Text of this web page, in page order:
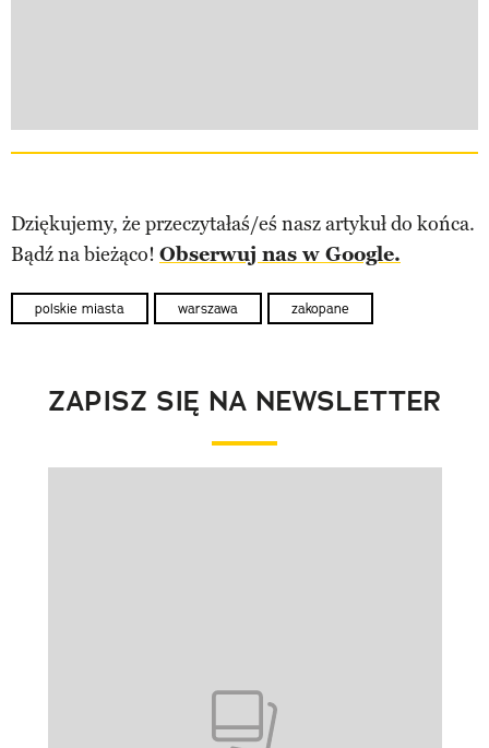
Dziękujemy, że przeczytałaś/eś nasz artykuł do końca.
Bądź na bieżąco! Obserwuj nas w Google.
polskie miasta warszawa zakopane
ZAPISZ SIĘ NA NEWSLETTER